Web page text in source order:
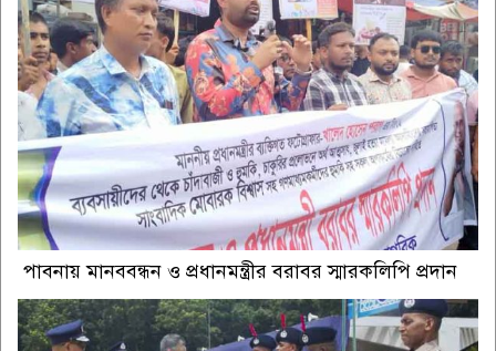
পাবনায় মানববন্ধন ও প্রধানমন্ত্রীর বরাবর স্মারকলিপি প্রদান